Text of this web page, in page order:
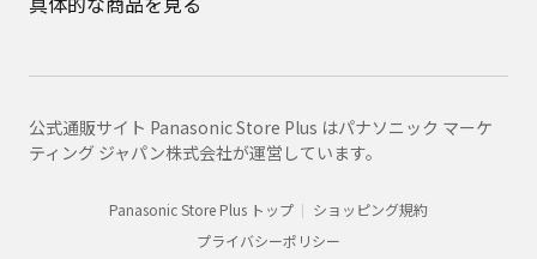
公式通販サイト Panasonic Store Plus はパナソニック マーケ
ティング ジャパン株式会社が運営しています。
Panasonic Store Plus トップ
ショッピング規約
プライバシーポリシー